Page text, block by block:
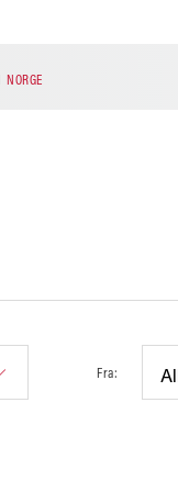
NORGE
Fra: